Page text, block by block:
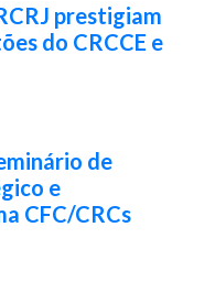
prestigiam
do CRCCE e
de
e
CFC/CRCs